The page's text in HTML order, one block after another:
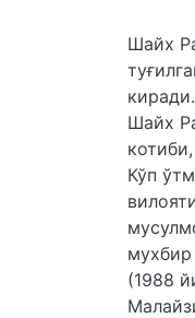
Шайх
Шайх
Кўп
(1988